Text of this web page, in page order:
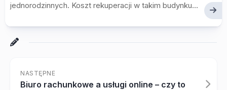
jednorodzinnych. Koszt rekuperacji w takim budynku...
NASTĘPNE
Biuro rachunkowe a usługi online – czy to